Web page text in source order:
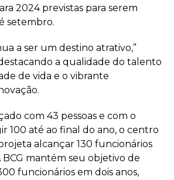
2024 previstas para serem
setembro.
a ser um destino atrativo,”
a qualidade do talento
de vida e o vibrante
com 43 pessoas e com o
100 até ao final do ano, o centro
alcançar 130 funcionários
mantém seu objetivo de
funcionários em dois anos,